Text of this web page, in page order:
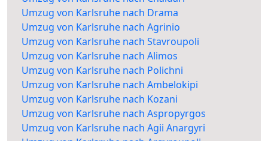
Umzug von Karlsruhe nach Drama
Umzug von Karlsruhe nach Agrinio
Umzug von Karlsruhe nach Stavroupoli
Umzug von Karlsruhe nach Alimos
Umzug von Karlsruhe nach Polichni
Umzug von Karlsruhe nach Ambelokipi
Umzug von Karlsruhe nach Kozani
Umzug von Karlsruhe nach Aspropyrgos
Umzug von Karlsruhe nach Agii Anargyri